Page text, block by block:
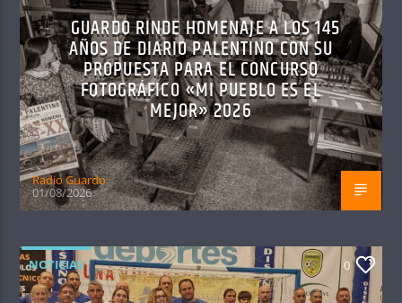
GUARDO RINDE HOMENAJE A LOS 145
AÑOS DE DIARIO PALENTINO CON SU
PROPUESTA PARA EL CONCURSO
FOTOGRÁFICO «MI PUEBLO ES EL
MEJOR» 2026
Radio Guardo
01/08/2026
NOTICIAS 0